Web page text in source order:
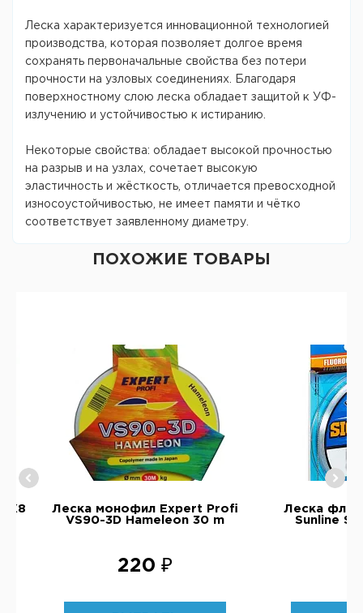
Леска характеризуется инновационной технологией
производства, которая позволяет долгое время
сохранять первоначальные свойства без потери
прочности на узловых соединениях. Благодаря
поверхностному слою леска обладает защитой к УФ-
излучению и устойчивостью к истиранию.
Некоторые свойства: обладает высокой прочностью
на разрыв и на узлах, сочетает высокую
эластичность и жёсткость, отличается превосходной
износоустойчивостью, не имеет памяти и чётко
соответствует заявленному диаметру.
ПОХОЖИЕ ТОВАРЫ
X8
Леска монофил Expert Profi
VS90-3D Hameleon 30 m
220 ₽
Леска
Sunline